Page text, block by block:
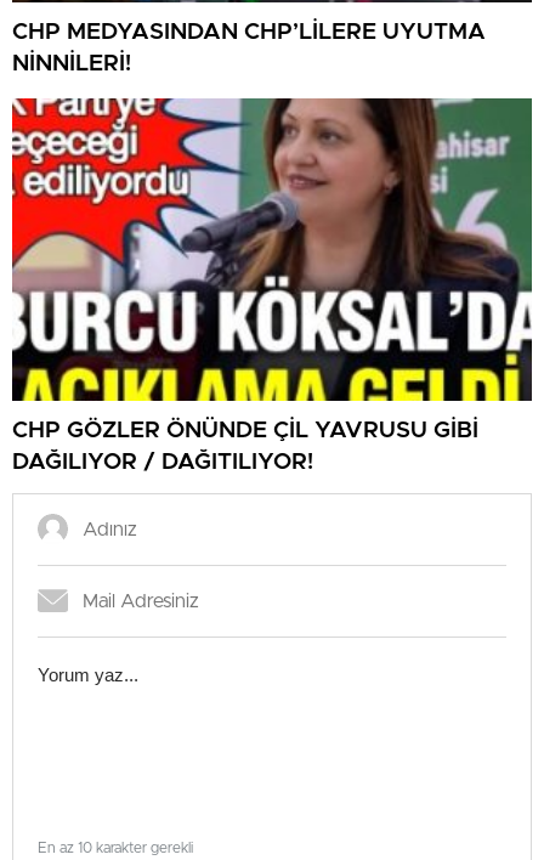
CHP MEDYASINDAN CHP’LİLERE UYUTMA
NİNNİLERİ!
CHP GÖZLER ÖNÜNDE ÇİL YAVRUSU GİBİ
DAĞILIYOR / DAĞITILIYOR!
En az 10 karakter gerekli